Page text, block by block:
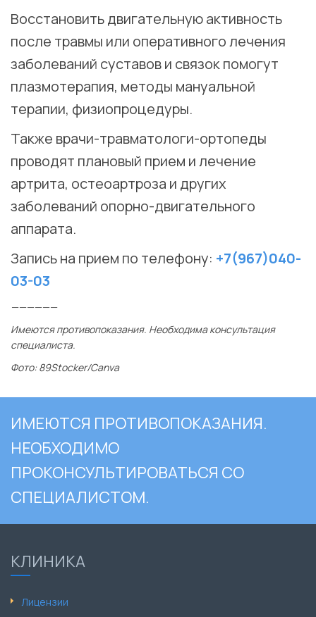
Восстановить двигательную активность
после травмы или оперативного лечения
заболеваний суставов и связок помогут
плазмотерапия, методы мануальной
терапии, физиопроцедуры. ⠀
Также врачи-травматологи-ортопеды
проводят плановый прием и лечение
артрита, остеоартроза и других
заболеваний опорно-двигательного
аппарата. ⠀
Запись на прием по телефону: +7(967)040-
03-03
——————
Имеются противопоказания. Необходима консультация
специалиста.
Фото: 89Stocker/Canva
ИМЕЮТСЯ ПРОТИВОПОКАЗАНИЯ.
НЕОБХОДИМО
ПРОКОНСУЛЬТИРОВАТЬСЯ СО
СПЕЦИАЛИСТОМ.
КЛИНИКА
Лицензии